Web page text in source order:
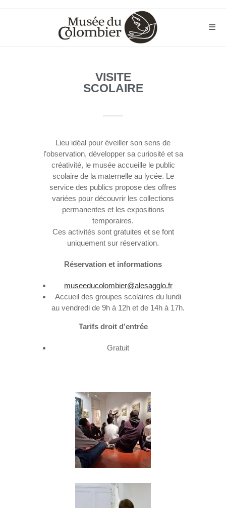
VISITE
SCOLAIRE
Lieu idéal pour éveiller son sens de
l’observation, développer sa curiosité et sa
créativité, le musée accueille le public
scolaire de la maternelle au lycée. Le
service des publics propose des offres
variées pour découvrir les collections
permanentes et les expositions
temporaires.
Ces activités sont gratuites et se font
uniquement sur réservation.
Réservation et informations
museeducolombier@alesagglo.fr
Accueil des groupes scolaires du lundi
au vendredi de 9h à 12h et de 14h à 17h.
Tarifs droit d’entrée
Gratuit